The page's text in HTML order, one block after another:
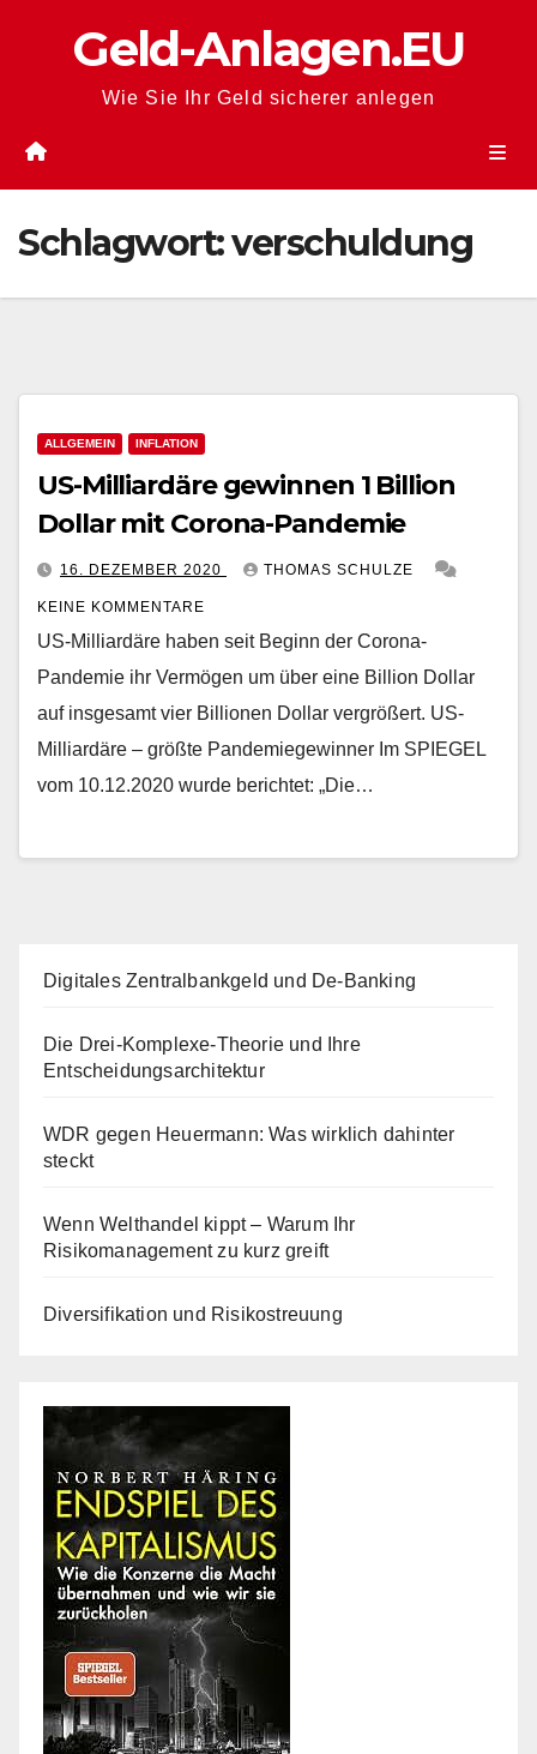
Geld-Anlagen.EU
Wie Sie Ihr Geld sicherer anlegen
Schlagwort:verschuldung
ALLGEMEIN INFLATION
US-Milliardäre gewinnen 1 Billion
Dollar mit Corona-Pandemie
16. DEZEMBER 2020 THOMAS SCHULZE
KEINE KOMMENTARE
US-Milliardäre haben seit Beginn der Corona-
Pandemie ihr Vermögen um über eine Billion Dollar
auf insgesamt vier Billionen Dollar vergrößert. US-
Milliardäre – größte Pandemiegewinner Im SPIEGEL
vom 10.12.2020 wurde berichtet: „Die…
Digitales Zentralbankgeld und De-Banking
Die Drei-Komplexe-Theorie und Ihre
Entscheidungsarchitektur
WDR gegen Heuermann: Was wirklich dahinter
steckt
Wenn Welthandel kippt – Warum Ihr
Risikomanagement zu kurz greift
Diversifikation und Risikostreuung